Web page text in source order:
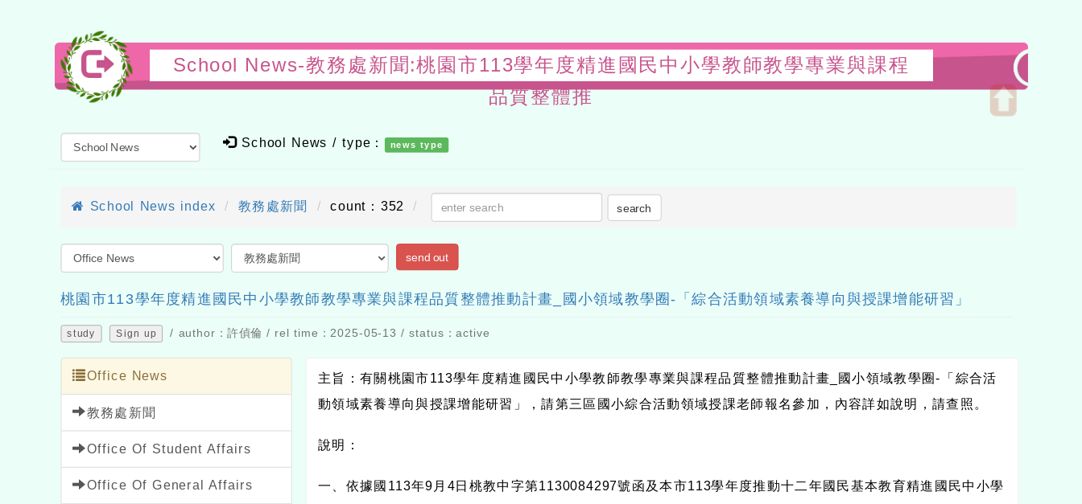
School News-教務處新聞:桃園市113學年度精進國民中小學教師教學專業與課程
品質整體推
School News / type： news type
School News index 教務處新聞 count：352 search
send out
桃園市113學年度精進國民中小學教師教學專業與課程品質整體推動計畫_國小領域教學圈-「綜合活動領域素養導向與授課增能研習」
study Sign up / author：許偵倫 / rel time：2025-05-13 / status：active
Office News
教務處新聞
Office Of Student Affairs
Office Of General Affairs
主旨：有關桃園市113學年度精進國民中小學教師教學專業與課程品質整體推動計畫 國小領域教學圈- 「綜合活
動領域素養導向與授課增能研習」，請第三區國小綜合活動領域授課老師報名參加，內容詳如說明，請查照。
說明：
一、依據國 113年9月 4日桃教中字第1130084297號函及本市113學年度推動十二年國民基本教育精進國民中小學